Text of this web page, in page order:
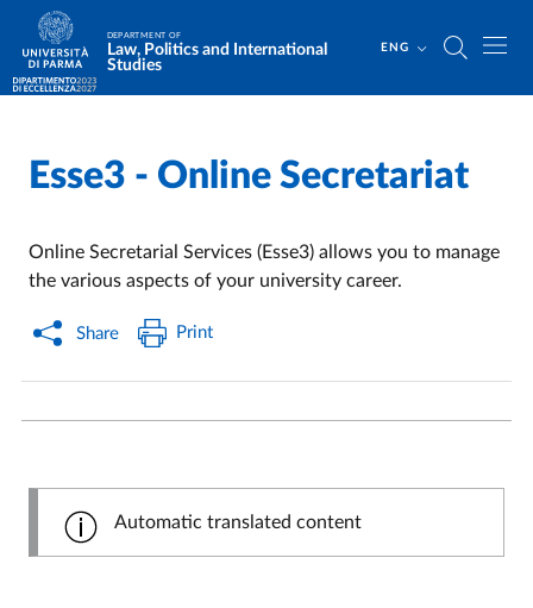
Skip to main content
Skip to footer
DEPARTMENT OF
Law, Politics and International
Studies
ENG
Home /
Esse3 - Online Secretariat
Online Secretarial Services (Esse3) allows you to manage
the various aspects of your university career.
Share Print
Automatic translated content